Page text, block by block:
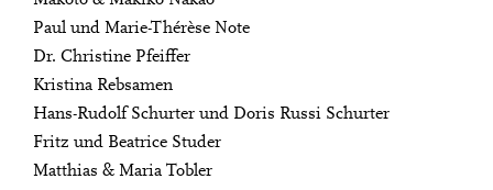
Paul und Marie-Thérèse Note
Dr. Christine Pfeiffer
Kristina Rebsamen
Hans-Rudolf Schurter und Doris Russi Schurter
Fritz und Beatrice Studer
Matthias & Maria Tobler